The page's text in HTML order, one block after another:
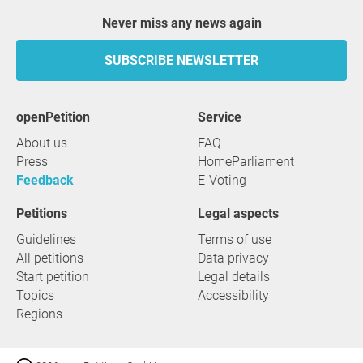
Never miss any news again
SUBSCRIBE NEWSLETTER
openPetition
About us
Press
Feedback
service
FAQ
HomeParliament
E-Voting
Petitions
Guidelines
All petitions
Start petition
Topics
Regions
Legal aspects
Terms of use
Data privacy
Legal details
Accessibility